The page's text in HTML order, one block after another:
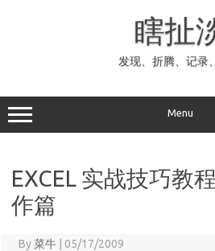
瞎扯
发现、折腾、记录
Menu
EXCEL 实战技巧
作篇
By菜牛 05/17/2009